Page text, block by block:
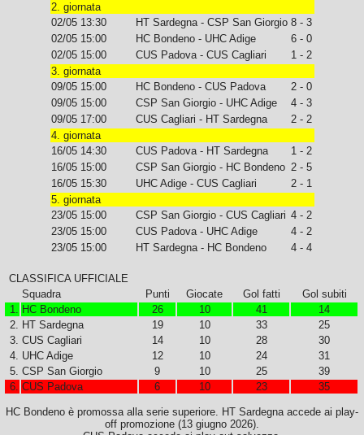
2. giornata
02/05 13:30
HT Sardegna - CSP San Giorgio 8 - 3
02/05 15:00
HC Bondeno - UHC Adige
6 - 0
02/05 15:00
CUS Padova - CUS Cagliari
1 - 2
3. giornata
09/05 15:00
HC Bondeno - CUS Padova
2 - 0
09/05 15:00
CSP San Giorgio - UHC Adige
4 - 3
09/05 17:00
CUS Cagliari - HT Sardegna
2 - 2
4. giornata
16/05 14:30
CUS Padova - HT Sardegna
1 - 2
16/05 15:00
CSP San Giorgio - HC Bondeno 2 - 5
16/05 15:30
UHC Adige - CUS Cagliari
2 - 1
5. giornata
23/05 15:00
CSP San Giorgio - CUS Cagliari 4 - 2
23/05 15:00
CUS Padova - UHC Adige
4 - 2
23/05 15:00
HT Sardegna - HC Bondeno 4 - 4
CLASSIFICA UFFICIALE
Squadra
Punti Giocate Gol fatti
Gol subiti
1.
HC Bondeno 26 10 41
14
2. HT Sardegna 19 10 33
25
3. CUS Cagliari 14 10 28
30
4. UHC Adige 12 10 24
31
5. CSP San Giorgio 9 10 25
39
6. CUS Padova 6 10 23 35
HC Bondeno è promossa alla serie superiore. HT Sardegna accede ai play-
off promozione (13 giugno 2026).